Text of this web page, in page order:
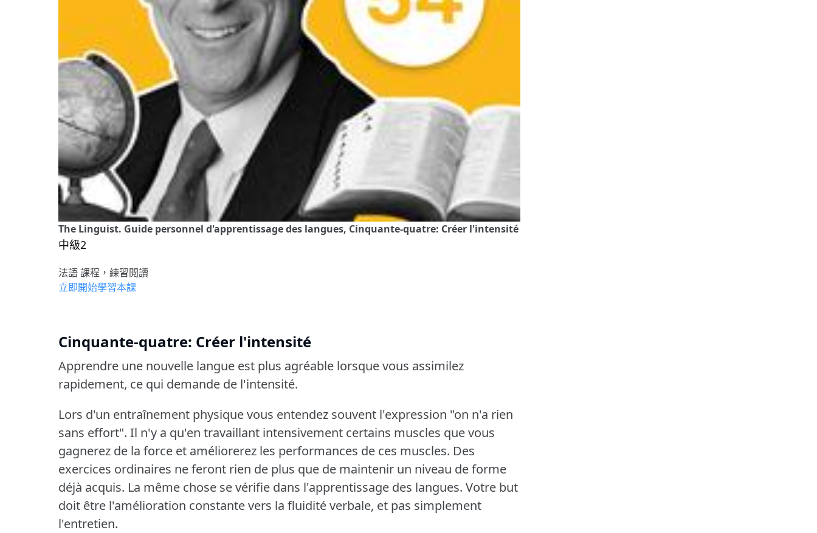
The Linguist. Guide personnel d'apprentissage des langues, Cinquante-quatre: Créer l'intensité
中級2
法語 課程，練習閱讀
立即開始學習本課
Cinquante-quatre: Créer l'intensité
Apprendre une nouvelle langue est plus agréable lorsque vous assimilez
rapidement, ce qui demande de l'intensité.
Lors d'un entraînement physique vous entendez souvent l'expression "on n'a rien
sans effort". Il n'y a qu'en travaillant intensivement certains muscles que vous
gagnerez de la force et améliorerez les performances de ces muscles. Des
exercices ordinaires ne feront rien de plus que de maintenir un niveau de forme
déjà acquis. La même chose se vérifie dans l'apprentissage des langues. Votre but
doit être l'amélioration constante vers la fluidité verbale, et pas simplement
l'entretien.